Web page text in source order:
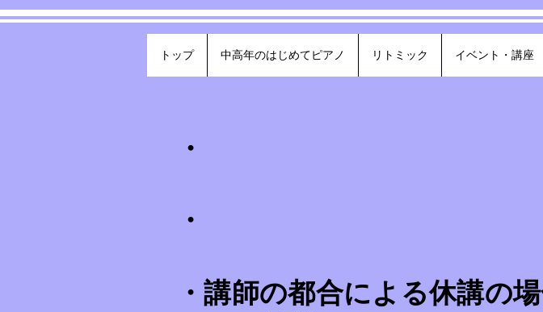
トップ 中高年のはじめてピアノ リトミック イベント・講座
・
・
・講師の都合による休講の